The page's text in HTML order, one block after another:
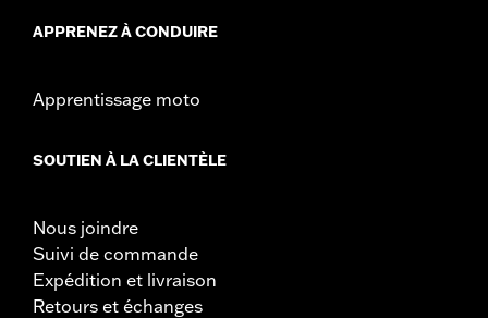
APPRENEZ À CONDUIRE
Apprentissage moto
SOUTIEN À LA CLIENTÈLE
Nous joindre
Suivi de commande
Expédition et livraison
Retours et échanges